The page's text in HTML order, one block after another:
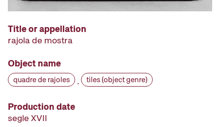
Title or appellation
rajola de mostra
Object name
quadre de rajoles · tiles (object genre)
Production date
segle XVII